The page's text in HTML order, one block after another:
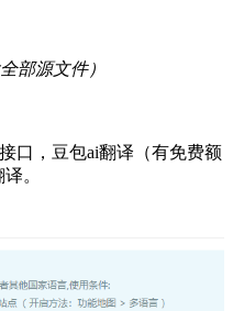
部源文件）
口，豆包ai翻译（有免费额
。